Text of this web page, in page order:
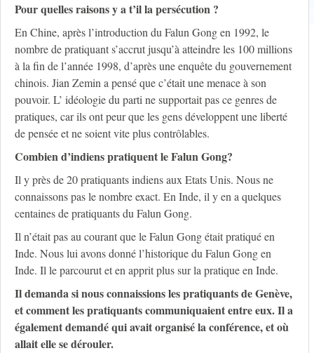
Pour quelles raisons y a t’il la persécution ?
En Chine, après l’introduction du Falun Gong en 1992, le
nombre de pratiquant s’accrut jusqu’à atteindre les 100 millions
à la fin de l’année 1998, d’après une enquête du gouvernement
chinois. Jian Zemin a pensé que c’était une menace à son
pouvoir. L’ idéologie du parti ne supportait pas ce genres de
pratiques, car ils ont peur que les gens développent une liberté
de pensée et ne soient vite plus contrôlables.
Combien d’indiens pratiquent le Falun Gong?
Il y près de 20 pratiquants indiens aux Etats Unis. Nous ne
connaissons pas le nombre exact. En Inde, il y en a quelques
centaines de pratiquants du Falun Gong.
Il n’était pas au courant que le Falun Gong était pratiqué en
Inde. Nous lui avons donné l’historique du Falun Gong en
Inde. Il le parcourut et en apprit plus sur la pratique en Inde.
Il demanda si nous connaissions les pratiquants de Genève,
et comment les pratiquants communiquaient entre eux. Il a
également demandé qui avait organisé la conférence, et où
allait elle se dérouler.